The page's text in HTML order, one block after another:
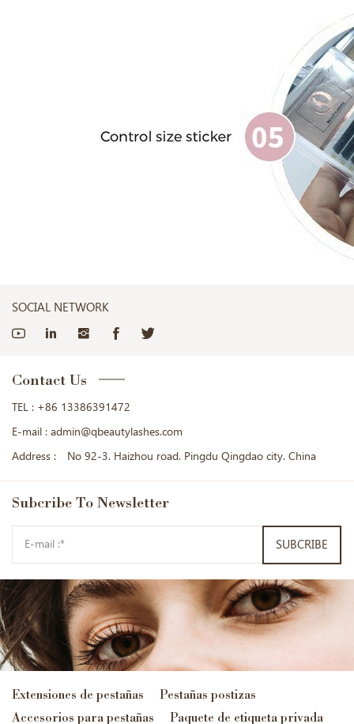
SOCIAL NETWORK
Contact Us
TEL : +86 13386391472
E-mail : admin@qbeautylashes.com
Address :
No 92-3. Haizhou road. Pingdu Qingdao city. China
Subcribe To Newsletter
SUBCRIBE
Extensiones de pestañas
Pestañas postizas
Accesorios para pestañas
Paquete de etiqueta privada